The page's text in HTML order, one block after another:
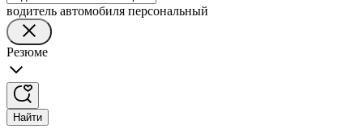
водитель автомобиля персональный
Резюме
Найти